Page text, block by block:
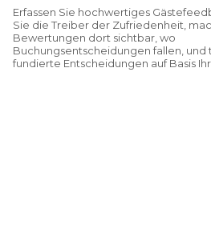
Erfassen Sie hochwertiges
Sie die Treiber der Zufriedenheit,
Bewertungen dort sichtbar, wo
Buchungsentscheidungen fallen, und
fundierte Entscheidungen auf Basis